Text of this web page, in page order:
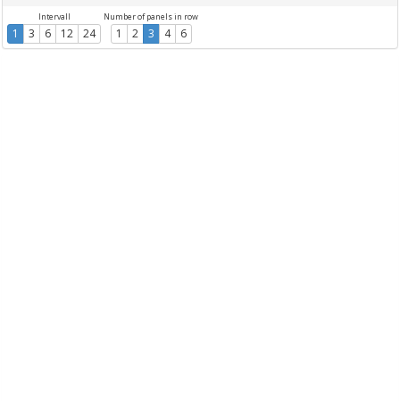
Intervall
1 3 6 12 24
Number of panels in row
1 2 3 4 6